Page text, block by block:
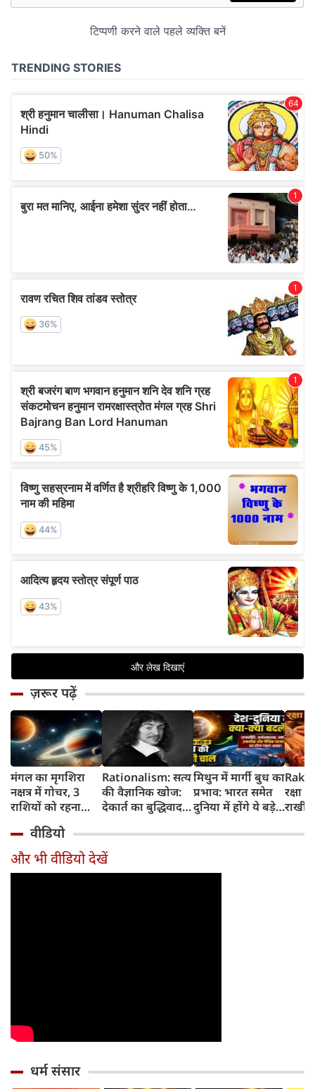
ज़रूर पढ़ें
मंगल का मृगशिरा
नक्षत्र में गोचर, 3
राशियों को रहना
सावधान
Rationalism: सत्य
की वैज्ञानिक खोज:
देकार्त का बुद्धिवाद
का जन्म
मिथुन में मार्गी बुध का
प्रभाव: भारत समेत
दुनिया में होंगे ये बड़े
रक्षा
राखी
वीडियो
और भी वीडियो देखें
धर्म संसार